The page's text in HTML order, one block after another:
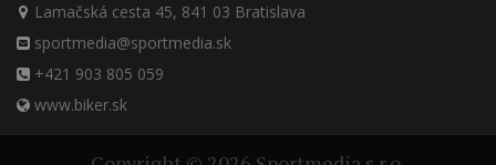
Lamačská cesta 45, 841 03 Bratislava
sportmedia@sportmedia.sk
+421 903 805 059
www.biker.sk